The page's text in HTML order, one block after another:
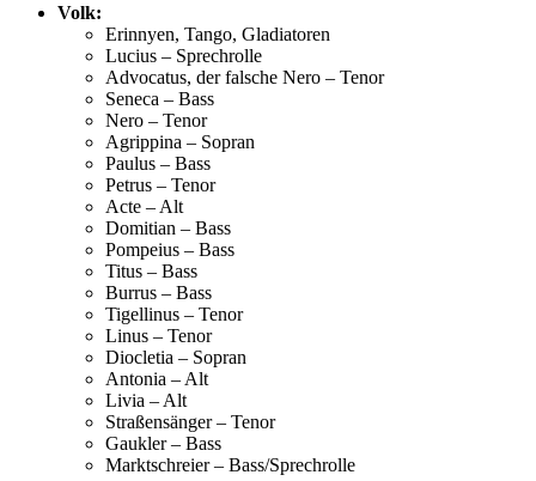
Volk:
Erinnyen, Tango, Gladiatoren
Lucius – Sprechrolle
Advocatus, der falsche Nero – Tenor
Seneca – Bass
Nero – Tenor
Agrippina – Sopran
Paulus – Bass
Petrus – Tenor
Acte – Alt
Domitian – Bass
Pompeius – Bass
Titus – Bass
Burrus – Bass
Tigellinus – Tenor
Linus – Tenor
Diocletia – Sopran
Antonia – Alt
Livia – Alt
Straßensänger – Tenor
Gaukler – Bass
Marktschreier – Bass/Sprechrolle